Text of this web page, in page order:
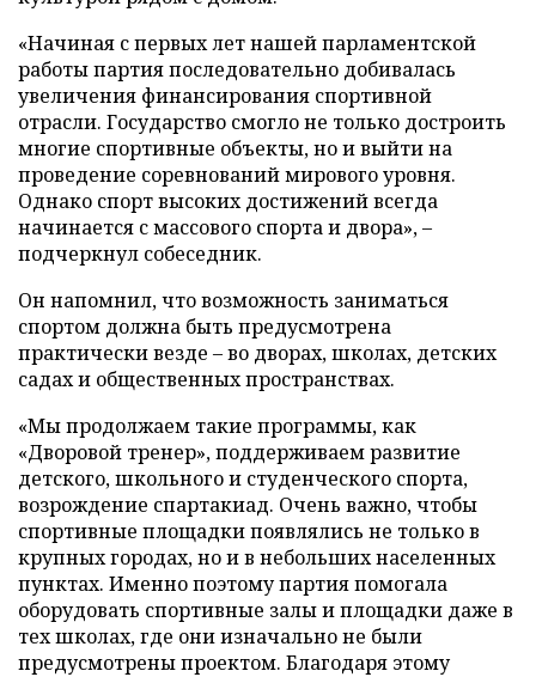
«Начиная с первых лет нашей парламентской
работы партия последовательно добивалась
увеличения финансирования спортивной
отрасли. Государство смогло не только достроить
многие спортивные объекты, но и выйти на
проведение соревнований мирового уровня.
Однако спорт высоких достижений всегда
начинается с массового спорта и двора», –
подчеркнул собеседник.
Он напомнил, что возможность заниматься
спортом должна быть предусмотрена
практически везде – во дворах, школах, детских
садах и общественных пространствах.
«Мы продолжаем такие программы, как
«Дворовой тренер», поддерживаем развитие
детского, школьного и студенческого спорта,
возрождение спартакиад. Очень важно, чтобы
спортивные площадки появлялись не только в
крупных городах, но и в небольших населенных
пунктах. Именно поэтому партия помогала
оборудовать спортивные залы и площадки даже в
тех школах, где они изначально не были
предусмотрены проектом. Благодаря этому